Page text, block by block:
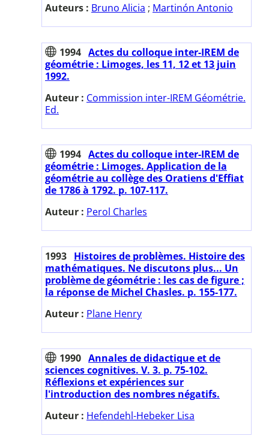
Auteurs : Bruno Alicia ; Martinón Antonio
1994 Actes du colloque inter-IREM de
géométrie : Limoges, les 11, 12 et 13 juin
1992.
Auteur : Commission inter-IREM Géométrie.
Ed.
1994 Actes du colloque inter-IREM de
géométrie : Limoges. Application de la
géométrie au collège des Oratiens d'Effiat
de 1786 à 1792. p. 107-117.
Auteur : Perol Charles
1993 Histoires de problèmes. Histoire des
mathématiques. Ne discutons plus... Un
problème de géométrie : les cas de figure ;
la réponse de Michel Chasles. p. 155-177.
Auteur : Plane Henry
1990 Annales de didactique et de
sciences cognitives. V. 3. p. 75-102.
Réflexions et expériences sur
l'introduction des nombres négatifs.
Auteur : Hefendehl-Hebeker Lisa